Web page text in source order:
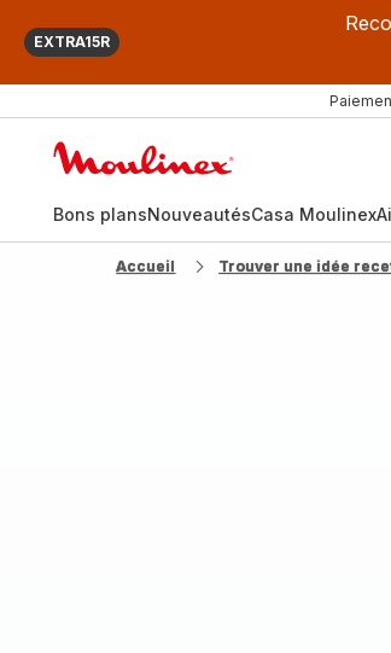
EXTRA15R
Bons plansNouveautésCasa Moulinex
Accueil Trouver une idée